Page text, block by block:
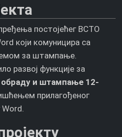
постојећег ВСТО
који комуницира са
за штампање.
развој функције за
обраду и штампање 12-
прилагођеног
Word.